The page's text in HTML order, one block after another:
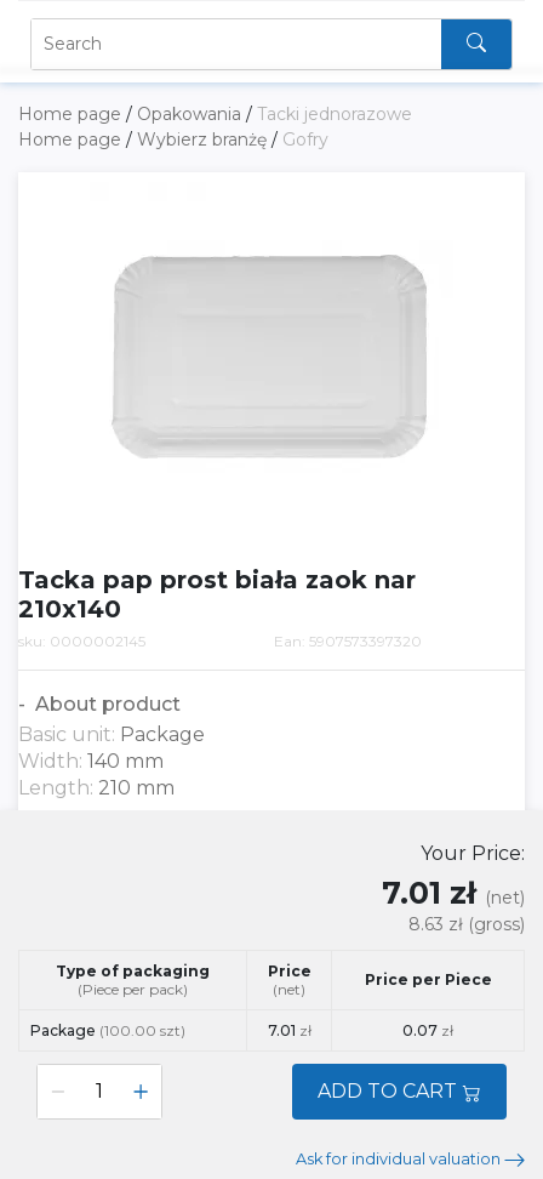
Home page / Opakowania / Tacki jednorazowe
Home page / Wybierz branżę / Gofry
Tacka pap prost biała zaok nar
210x140
sku: 0000002145 Ean: 5907573397320
About product
Basic unit: Package
Width: 140 mm
Length: 210 mm
Your Price:
7.01 zł (net)
8.63 zł (gross)
Type of packaging
(Piece per pack)
Price
(net)
Price per Piece
Package (100.00 szt) 7.01 zł 0.07 zł
ADD TO CART
Ask for individual valuation